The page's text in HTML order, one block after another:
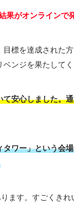
がオンラインで
標を達成された方
ンジを果たしてく
安心しました。
ワー」という会
ます。すごくき